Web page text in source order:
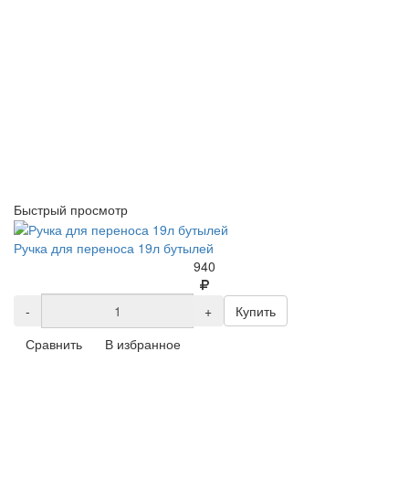
Быстрый просмотр
Ручка для переноса 19л бутылей
940
- +
Купить
Сравнить
В избранное